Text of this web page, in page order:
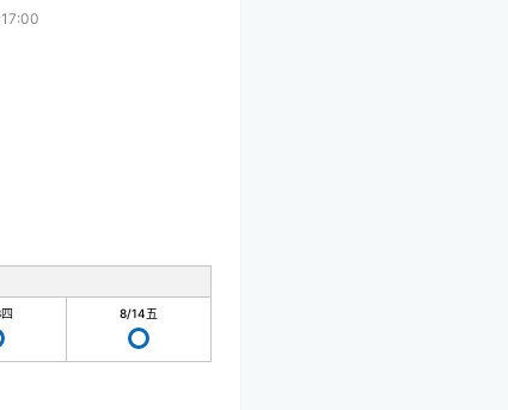
四 8/14五